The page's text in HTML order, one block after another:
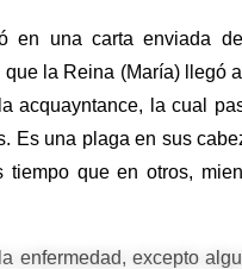
en una carta enviada
la Reina (María) llegó
acquayntance, la cual
Es una plaga en sus
que en otros,
enfermedad, excepto